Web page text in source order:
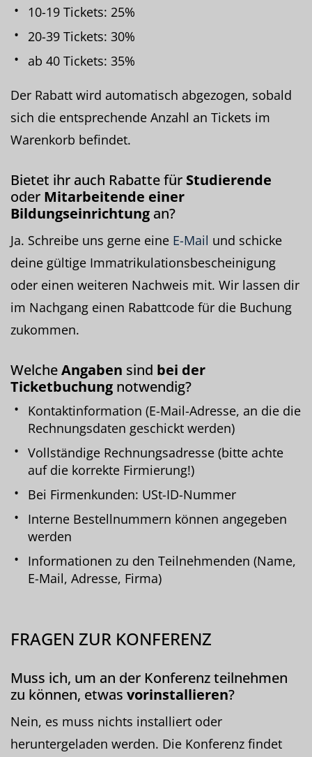
10-19 Tickets: 25%
20-39 Tickets: 30%
ab 40 Tickets: 35%
Der Rabatt wird automatisch abgezogen, sobald
sich die entsprechende Anzahl an Tickets im
Warenkorb befindet.
Bietet ihr auch Rabatte für Studierende
oder Mitarbeitende einer
Bildungseinrichtung an?
Ja. Schreibe uns gerne eine E-Mail und schicke
deine gültige Immatrikulationsbescheinigung
oder einen weiteren Nachweis mit. Wir lassen dir
im Nachgang einen Rabattcode für die Buchung
zukommen.
WelcheAngaben sind bei der
Ticketbuchung notwendig?
Kontaktinformation (E-Mail-Adresse, an die die
Rechnungsdaten geschickt werden)
Vollständige Rechnungsadresse (bitte achte
auf die korrekte Firmierung!)
Bei Firmenkunden: USt-ID-Nummer
Interne Bestellnummern können angegeben
werden
Informationen zu den Teilnehmenden (Name,
E-Mail, Adresse, Firma)
FRAGEN ZUR KONFERENZ
Muss ich, um an der Konferenz teilnehmen
zu können, etwas vorinstallieren?
Nein, es muss nichts installiert oder
heruntergeladen werden. Die Konferenz findet